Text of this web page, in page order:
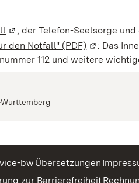
einem neuen Fenster geöffnet)
einem neuen Fenster geöffnet)
(Wird in einem neuen Fenster
, der Telefon-Seelsorge
den Notfall" (PDF) (Wird in
: Das
112 und weitere
bw Übersetzungen
zur Barrierefreiheit